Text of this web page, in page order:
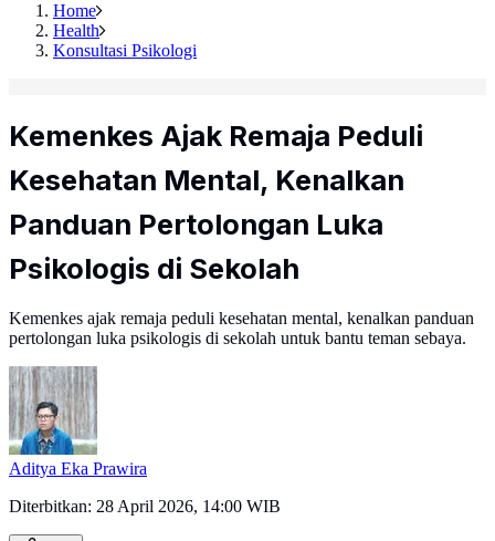
Home
Health
Konsultasi Psikologi
Kemenkes Ajak Remaja Peduli
Kesehatan Mental, Kenalkan
Panduan Pertolongan Luka
Psikologis di Sekolah
Kemenkes ajak remaja peduli kesehatan mental, kenalkan panduan
pertolongan luka psikologis di sekolah untuk bantu teman sebaya.
Aditya Eka Prawira
Diterbitkan: 28 April 2026, 14:00 WIB